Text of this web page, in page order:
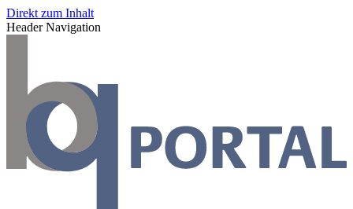
Direkt zum Inhalt
Header Navigation